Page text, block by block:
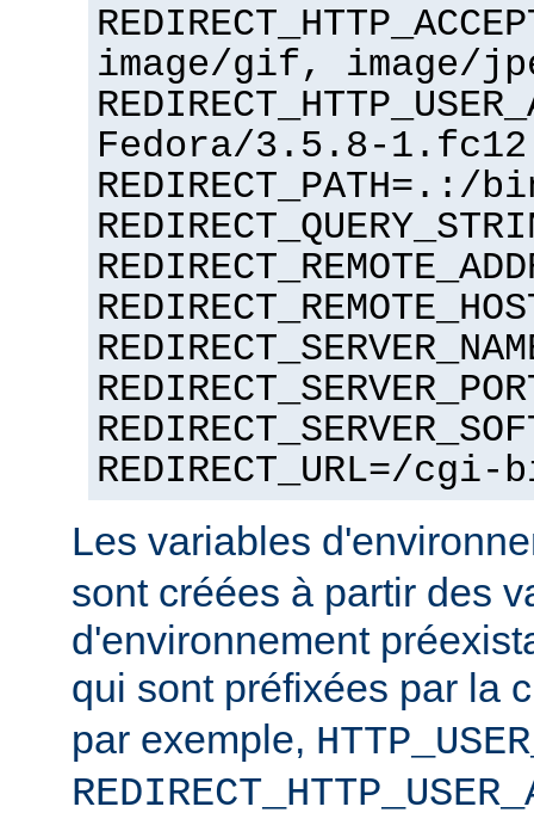
image/gif, image/
Fedora/3.5.8-
REDIRECT_URL=/
Les variables
sont créées à partir des
d'environnement
qui sont préfixées par la
par exemple,